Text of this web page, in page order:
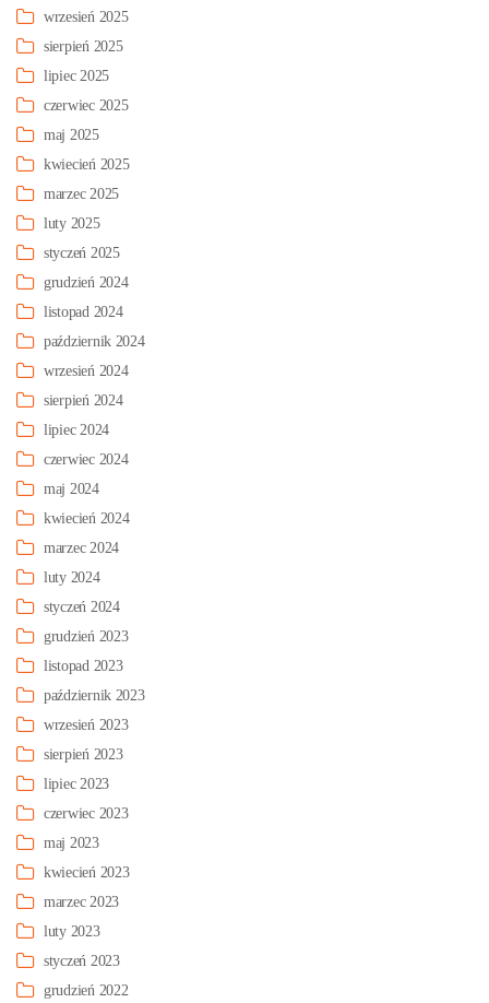
wrzesień 2025
sierpień 2025
lipiec 2025
czerwiec 2025
maj 2025
kwiecień 2025
marzec 2025
luty 2025
styczeń 2025
grudzień 2024
listopad 2024
październik 2024
wrzesień 2024
sierpień 2024
lipiec 2024
czerwiec 2024
maj 2024
kwiecień 2024
marzec 2024
luty 2024
styczeń 2024
grudzień 2023
listopad 2023
październik 2023
wrzesień 2023
sierpień 2023
lipiec 2023
czerwiec 2023
maj 2023
kwiecień 2023
marzec 2023
luty 2023
styczeń 2023
grudzień 2022